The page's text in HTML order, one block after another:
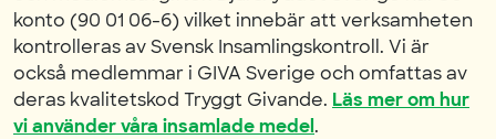
konto (90 01 06-6) vilket innebär att verksamheten
kontrolleras av Svensk Insamlingskontroll. Vi är
också medlemmar i GIVA Sverige och omfattas av
deras kvalitetskod Tryggt Givande. Läs mer om hur
vi använder våra insamlade medel.